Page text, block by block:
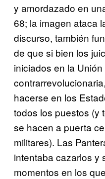
y amordazado en
68; la imagen ataca
discurso, también
de que si bien los
iniciados en la
hacerse en los
todos los puestos (y
se hacen a puerta
militares). Las
intentaba cazarlos y
momentos en los